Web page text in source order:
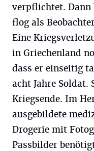
verpflichtet. Dann
flog als
Eine
in Griechenland
dass er einseitig
acht Jahre Soldat.
Kriegsende. Im
ausgebildete
Drogerie mit
Passbilder